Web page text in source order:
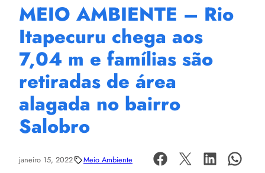
MEIO AMBIENTE – Rio
Itapecuru chega aos
7,04 m e famílias são
retiradas de área
alagada no bairro
Salobro
janeiro 15, 2022 Meio Ambiente